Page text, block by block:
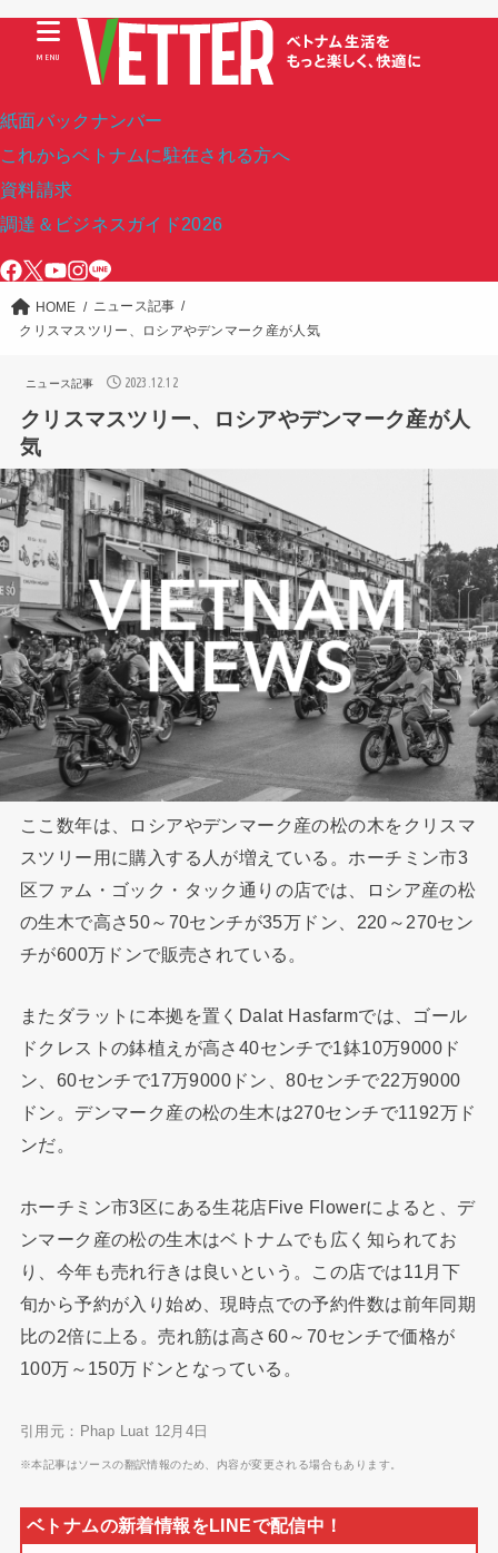
紙面バックナンバー
これからベトナムに駐在される方へ
資料請求
調達＆ビジネスガイド2026
MENU
HOME
ニュース記事
クリスマスツリー、ロシアやデンマーク産が人気
ニュース記事 2023.12.12
クリスマスツリー、ロシアやデンマーク産が人
気
ここ数年は、ロシアやデンマーク産の松の木をクリスマ
スツリー用に購入する人が増えている。ホーチミン市3
区ファム・ゴック・タック通りの店では、ロシア産の松
の生木で高さ50～70センチが35万ドン、220～270セン
チが600万ドンで販売されている。
またダラットに本拠を置くDalat Hasfarmでは、ゴール
ドクレストの鉢植えが高さ40センチで1鉢10万9000ド
ン、60センチで17万9000ドン、80センチで22万9000
ドン。デンマーク産の松の生木は270センチで1192万ド
ンだ。
ホーチミン市3区にある生花店Five Flowerによると、デ
ンマーク産の松の生木はベトナムでも広く知られてお
り、今年も売れ行きは良いという。この店では11月下
旬から予約が入り始め、現時点での予約件数は前年同期
比の2倍に上る。売れ筋は高さ60～70センチで価格が
100万～150万ドンとなっている。
引用元：Phap Luat 12月4日
※本記事はソースの翻訳情報のため、内容が変更される場合もあります。